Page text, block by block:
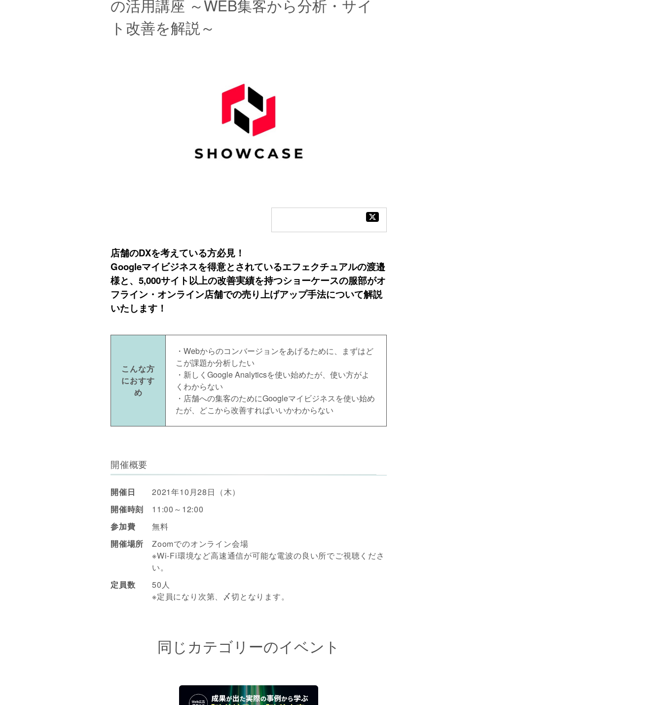
の活用講座 ～WEB集客から分析・サイ
ト改善を解説～
店舗のDXを考えている方必見！
Googleマイビジネスを得意とされているエフェクチュアルの渡邉
様と、5,000サイト以上の改善実績を持つショーケースの服部がオ
フライン・オンライン店舗での売り上げアップ手法について解説
いたします！
こんな方
におすす
め
・Webからのコンバージョンをあげるために、まずはど
こが課題か分析したい
・新しくGoogle Analyticsを使い始めたが、使い方がよ
くわからない
・店舗への集客のためにGoogleマイビジネスを使い始め
たが、どこから改善すればいいかわからない
開催概要
開催日 2021年10月28日（木）
開催時刻 11:00～12:00
参加費 無料
開催場所 Zoomでのオンライン会場
※Wi-Fi環境など高速通信が可能な電波の良い所でご視聴くださ
い。
定員数 50人
※定員になり次第、〆切となります。
同じカテゴリーのイベント